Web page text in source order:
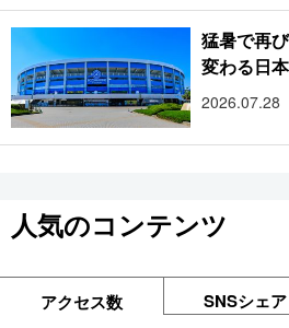
猛暑で再
変わる日
2026.07.28
人気のコンテンツ
アクセス数 SNSシェア